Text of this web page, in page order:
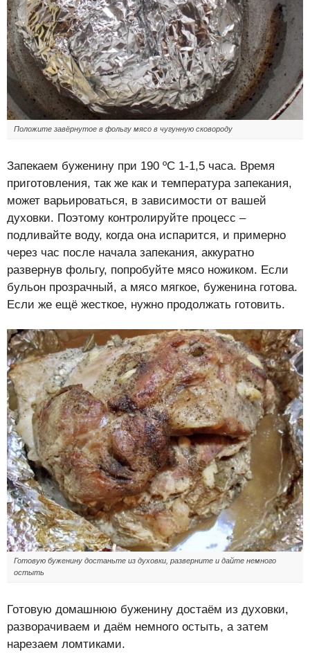
Положите завёрнутое в фольгу мясо в чугунную сковороду
Запекаем буженину при 190 ºС 1-1,5 часа. Время
приготовления, так же как и температура запекания,
может варьироваться, в зависимости от вашей
духовки. Поэтому контролируйте процесс –
подливайте воду, когда она испарится, и примерно
через час после начала запекания, аккуратно
развернув фольгу, попробуйте мясо ножиком. Если
бульон прозрачный, а мясо мягкое, буженина готова.
Если же ещё жесткое, нужно продолжать готовить.
Готовую буженину достаньте из духовки, разверните и дайте немного
остыть
Готовую домашнюю буженину достаём из духовки,
разворачиваем и даём немного остыть, а затем
нарезаем ломтиками.